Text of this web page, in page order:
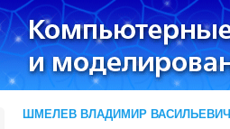
ШМЕЛЕВ ВЛАДИМИР ВАСИЛЬЕВИЧ